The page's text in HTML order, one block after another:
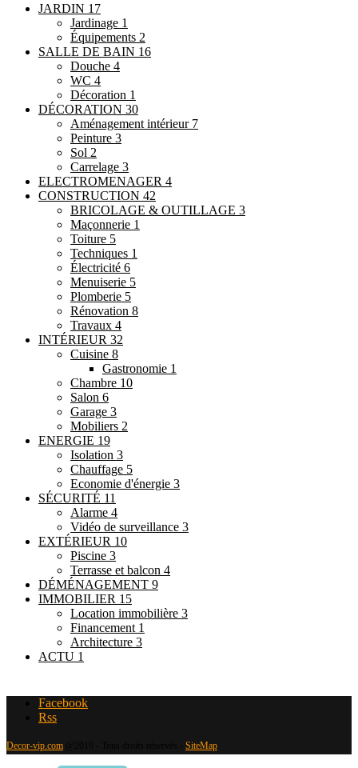
JARDIN 17
Jardinage 1
Équipements 2
SALLE DE BAIN 16
Douche 4
WC 4
Décoration 1
DÉCORATION 30
Aménagement intérieur 7
Peinture 3
Sol 2
Carrelage 3
ELECTROMENAGER 4
CONSTRUCTION 42
BRICOLAGE & OUTILLAGE 3
Maçonnerie 1
Toiture 5
Techniques 1
Électricité 6
Menuiserie 5
Plomberie 5
Rénovation 8
Travaux 4
INTÉRIEUR 32
Cuisine 8
Gastronomie 1
Chambre 10
Salon 6
Garage 3
Mobiliers 2
ENERGIE 19
Isolation 3
Chauffage 5
Economie d'énergie 3
SÉCURITÉ 11
Alarme 4
Vidéo de surveillance 3
EXTÉRIEUR 10
Piscine 3
Terrasse et balcon 4
DÉMÉNAGEMENT 9
IMMOBILIER 15
Location immobilière 3
Financement 1
Architecture 3
ACTU 1
Facebook
Rss
Decor-vip.com SiteMap